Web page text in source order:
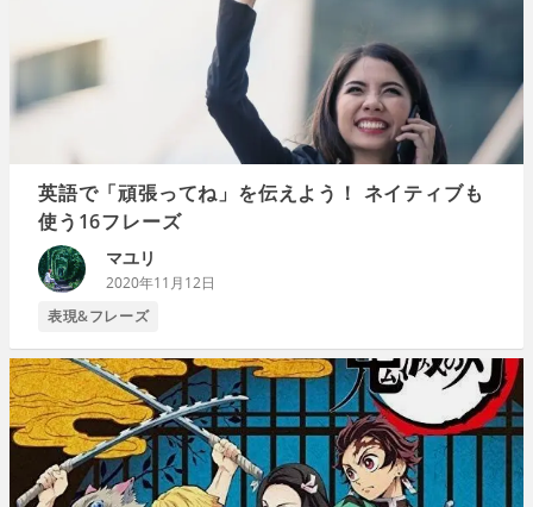
英語で「頑張ってね」を伝えよう！ ネイティブも
使う16フレーズ
マユリ
2020年11月12日
表現&フレーズ